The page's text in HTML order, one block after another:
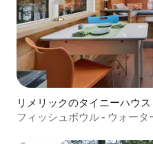
リメリックのタイニーハウス
フィッシュボウル - ウォー